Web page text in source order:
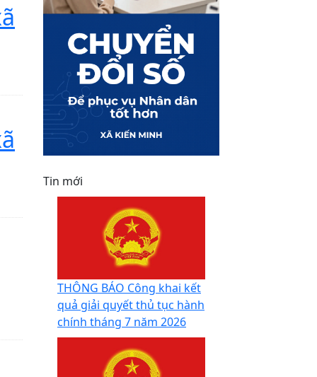
Tin mới
THÔNG BÁO Công khai kết
quả giải quyết thủ tục hành
chính tháng 7 năm 2026